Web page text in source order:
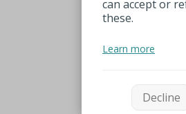
can accept or
these.
Learn more
Decline